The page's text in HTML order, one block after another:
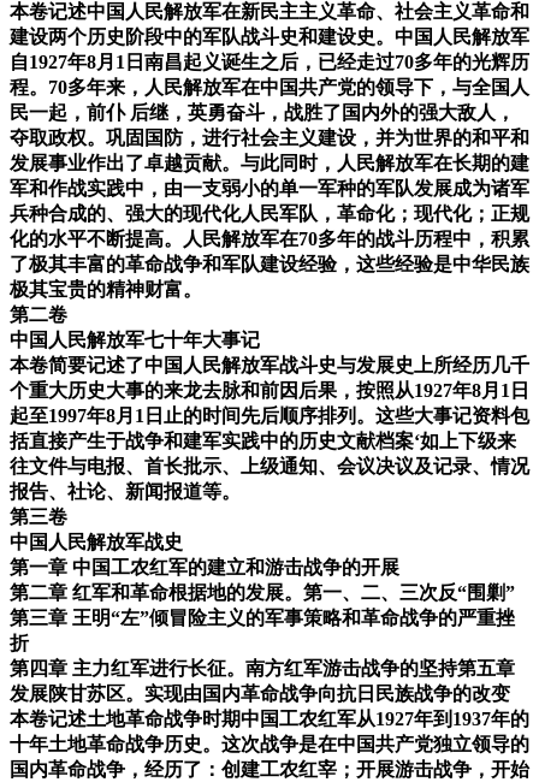
本卷记述中国人民解放军在新民主主义革命、社会主义革命和
建设两个历史阶段中的军队战斗史和建设史。中国人民解放军
自1927年8月1日南昌起义诞生之后，已经走过70多年的光辉历
程。70多年来，人民解放军在中国共产党的领导下，与全国人
民一起，前仆 后继，英勇奋斗，战胜了国内外的强大敌人，
夺取政权。巩固国防，进行社会主义建设，并为世界的和平和
发展事业作出了卓越贡献。与此同时，人民解放军在长期的建
军和作战实践中，由一支弱小的单一军种的军队发展成为诸军
兵种合成的、强大的现代化人民军队，革命化；现代化；正规
化的水平不断提高。人民解放军在70多年的战斗历程中，积累
了极其丰富的革命战争和军队建设经验，这些经验是中华民族
极其宝贵的精神财富。
第二卷
中国人民解放军七十年大事记
本卷简要记述了中国人民解放军战斗史与发展史上所经历几千
个重大历史大事的来龙去脉和前因后果，按照从1927年8月1日
起至1997年8月1日止的时间先后顺序排列。这些大事记资料包
括直接产生于战争和建军实践中的历史文献档案‘如上下级来
往文件与电报、首长批示、上级通知、会议决议及记录、情况
报告、社论、新闻报道等。
第三卷
中国人民解放军战史
第一章 中国工农红军的建立和游击战争的开展
第二章 红军和革命根据地的发展。第一、二、三次反“围剿”
第三章 王明“左”倾冒险主义的军事策略和革命战争的严重挫
折
第四章 主力红军进行长征。南方红军游击战争的坚持第五章
发展陕甘苏区。实现由国内革命战争向抗日民族战争的改变
本卷记述土地革命战争时期中国工农红军从1927年到1937年的
十年土地革命战争历史。这次战争是在中国共产党独立领导的
国内革命战争，经历了：创建工农红宰；开展游击战争，开始